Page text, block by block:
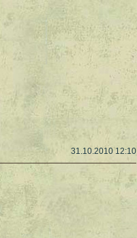
31.10.2010 12:10